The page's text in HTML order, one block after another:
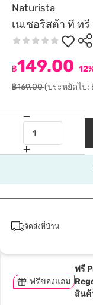
Naturista
เนเชอริสต้า ที ทรี
฿149.00
฿169.00(ประหยัดไป:
จัดส่งที่บ้าน
ฟรีของแถม
ฟรี
สินค้